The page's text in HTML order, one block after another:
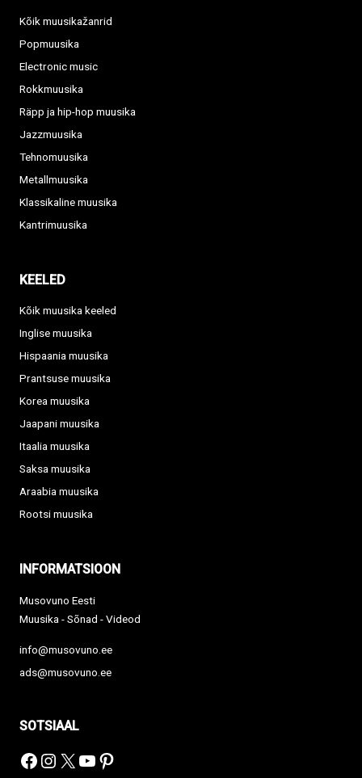
Kõik muusikažanrid
Popmuusika
Electronic music
Rokkmuusika
Räpp ja hip-hop muusika
Jazzmuusika
Tehnomuusika
Metallmuusika
Klassikaline muusika
Kantrimuusika
KEELED
Kõik muusika keeled
Inglise muusika
Hispaania muusika
Prantsuse muusika
Korea muusika
Jaapani muusika
Itaalia muusika
Saksa muusika
Araabia muusika
Rootsi muusika
INFORMATSIOON
Musovuno Eesti
Muusika - Sõnad - Videod
info@musovuno.ee
ads@musovuno.ee
SOTSIAAL
Facebook
Instagram
X YouTube
Pinterest